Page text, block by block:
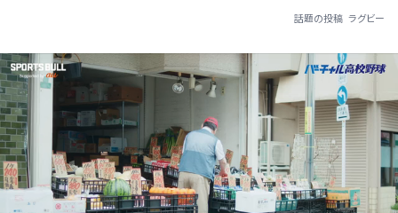
話題の投稿 ラグビー